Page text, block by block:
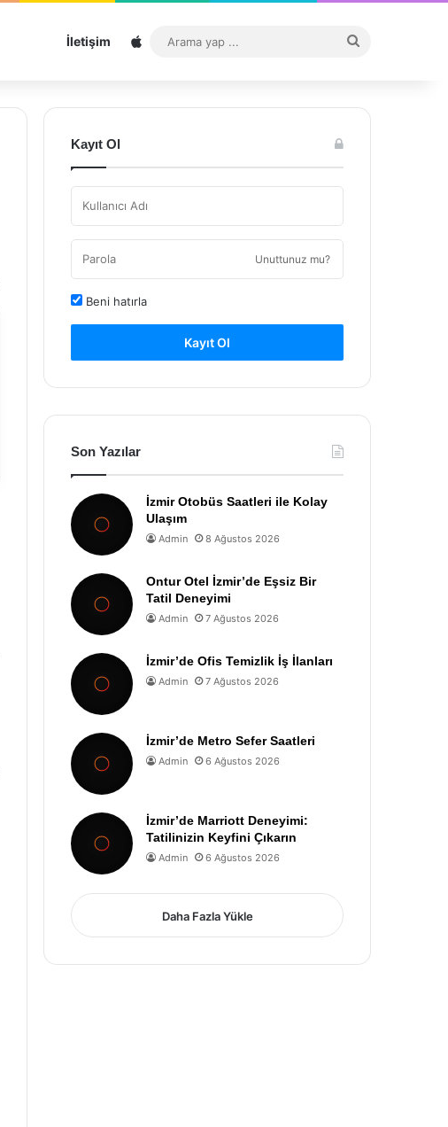
İletişim Sitemap
...
Kayıt Ol
Unuttunuz mu?
Beni hatırla
Kayıt Ol
Son Yazılar
İzmir Otobüs Saatleri ile Kolay
Ulaşım
Admin 8 Ağustos 2026
Ontur Otel İzmir’de Eşsiz Bir
Tatil Deneyimi
Admin 7 Ağustos 2026
İzmir’de Ofis Temizlik İş İlanları
Admin 7 Ağustos 2026
İzmir’de Metro Sefer Saatleri
Admin 6 Ağustos 2026
İzmir’de Marriott Deneyimi:
Tatilinizin Keyfini Çıkarın
Admin 6 Ağustos 2026
Daha Fazla Yükle